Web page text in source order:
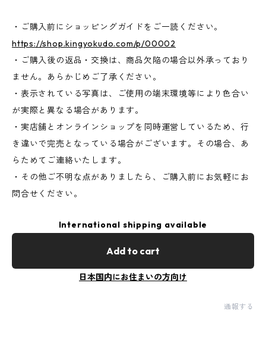
・ご購入前にショッピングガイドをご一読ください。
https://shop.kingyokudo.com/p/00002
・ご購入後の返品・交換は、商品欠陥の場合以外承っており
ません。あらかじめご了承ください。
・表示されている写真は、ご使用の端末環境等により色合い
が実際と異なる場合があります。
・実店舗とオンラインショップを同時運営しているため、行
き違いで完売となっている場合がございます。その場合、あ
らためてご連絡いたします。
・その他ご不明な点がありましたら、ご購入前にお気軽にお
問合せください。
International shipping available
Add to cart
日本国内にお住まいの方向け
通報する